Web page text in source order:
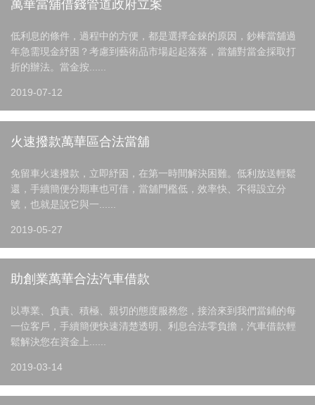
萬華當舖借錢管道政府立案
低利息的條件，過程中的方便，都是選擇金錸的原因，鈔棒當舖過
年急需現金紓困？考慮到藝術品市場起起落落，當舖對當金採取打
折的辦法。當金按......
2019-07-12
火速撥款萬華區合法當舖
免留車火速撥款，立即紓困，在第一時間解決困難。低利放送輕鬆
還，手續簡便分期車也可借，當舖門檻低，效率快、不得設立分
號，也就是說它與一......
2019-05-27
助創業萬華合法汽車借款
以專業、負責、積極、親切的態度服務您，接洽來到我們當鋪的每
一位客戶，手續簡便快速清楚透明、利息合法零負擔，汽車借款輕
鬆解決您在資金上......
2019-03-14